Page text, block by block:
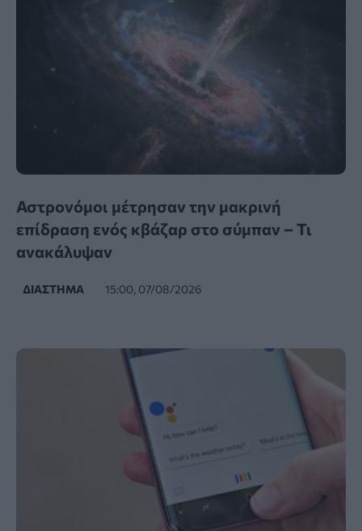
Αστρονόμοι μέτρησαν την μακρινή
επίδραση ενός κβάζαρ στο σύμπαν – Τι
ανακάλυψαν
ΔΙΆΣΤΗΜΑ 15:00, 07/08/2026